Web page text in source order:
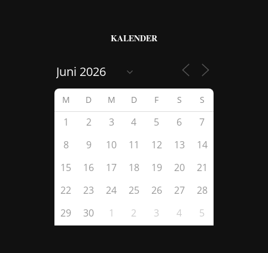
KALENDER
M D M D F S S
1 2 3 4 5 6
7
8
9 10 11 12 13
14
15
16 17 18 19 20
21
22
23 24 25 26 27
28
29
30 1 2 3 4 5